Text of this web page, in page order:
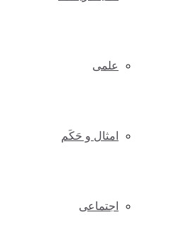
علمی
امثال و حَکَم
اجتماعی